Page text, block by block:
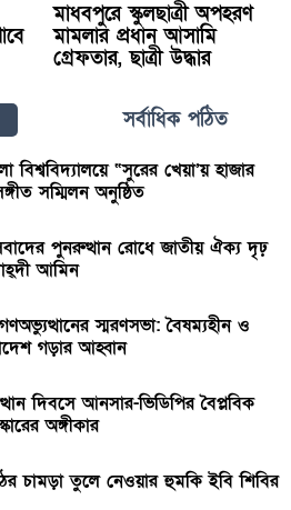
মাধবপুরে স্কুলছাত্রী অপহরণ
মামলার প্রধান আসামি
গ্রেফতার, ছাত্রী উদ্ধার
সর্বাধিক পঠিত
বিশ্ববিদ্যালয়ে “সুরের খেয়া’য় হাজার
সম্মিলন অনুষ্ঠিত
পুনরুত্থান রোধে জাতীয় ঐক্য দৃঢ়
আমিন
স্মরণসভা: বৈষম্যহীন ও
গড়ার আহ্বান
দিবসে আনসার-ভিডিপির বৈপ্লবিক
অঙ্গীকার
চামড়া তুলে নেওয়ার হুমকি ইবি শিবির